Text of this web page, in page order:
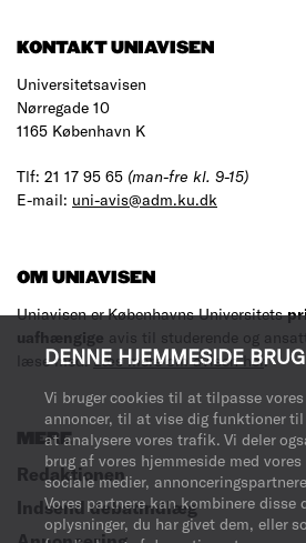
DENNE HJEMMESIDE
Vi bruger cookies til at tilpasse
annoncer, til at vise dig funktioner
at analysere vores trafik. Vi deler
brug af vores hjemmeside med
sociale medier,
Vores partnere kan kombinere disse
oplysninger, du har givet dem, eller
KONTAKT UNIAVISEN
Universitetsavisen
Nørregade 10
1165 København K
Tlf: 21 17 95 65 (man-fre kl. 9-15)
E-mail: uni-avis@adm.ku.dk
OM UNIAVISEN
Uniavisen er Københavns Universitets
uafhængige avis til studerende og
læse med.Læs mere om avisen her.
MERE
Redaktionen
Indsend debatindlæg